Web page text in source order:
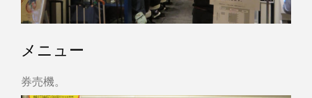
メニュー
券売機。